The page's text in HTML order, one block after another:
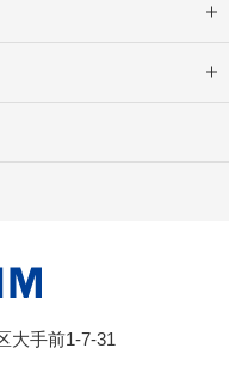
大手前1-7-31